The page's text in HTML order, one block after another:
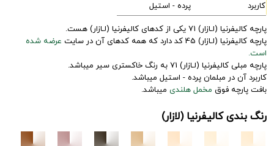
کاربرد
پرده - استیل
پارچه کالیفرنیا (لـازار) 71 یکی از کدهای کالیفرنیا (لـازار) هست.
پارچه کالیفرنیا (لـازار) 45 کد دارد که همه کدهای آن در سایت
عرضه شده
است.
پارچه مبلی کالیفرنیا (لـازار) 71 به رنگ خاکستری سیر میباشد.
کاربرد آن در مبلمان پرده - استیل میباشد.
بافت پارچه فوق مخمل هلندی میباشد.
رنگ بندی کالیفرنیا (لازار)